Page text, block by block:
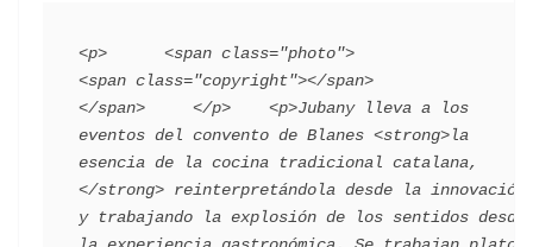
<p>      <span class="photo">
<span class="copyright"></span>
</span>     </p>    <p>Jubany lleva a los
eventos del convento de Blanes <strong>la
esencia de la cocina tradicional catalana,
</strong> reinterpretándola desde la innovación
y trabajando la explosión de los sentidos desde